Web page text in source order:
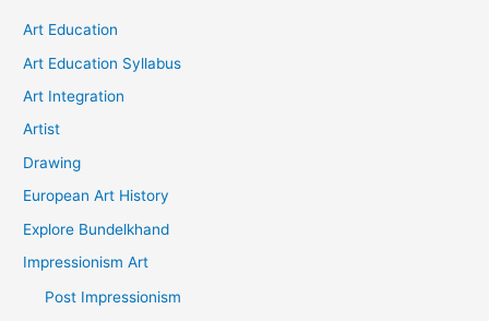
Art Education
Art Education Syllabus
Art Integration
Artist
Drawing
European Art History
Explore Bundelkhand
Impressionism Art
Post Impressionism